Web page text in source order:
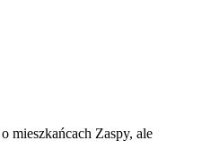
mieszkańcach Zaspy, ale